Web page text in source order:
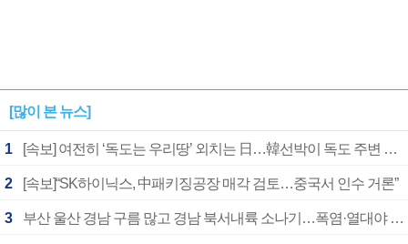
[많이 본 뉴스]
1 [속보] 여전히 ‘독도는 우리땅’ 외치는 日…韓선박이 독도 주변 해양조사 활동하자 반발
2 [속보]“SK하이닉스, 中패키징공장 매각 검토…중국서 인수 거론”
3 부산 울산 경남 구름 많고 경남 북서내륙 소나기…폭염·열대야 계속